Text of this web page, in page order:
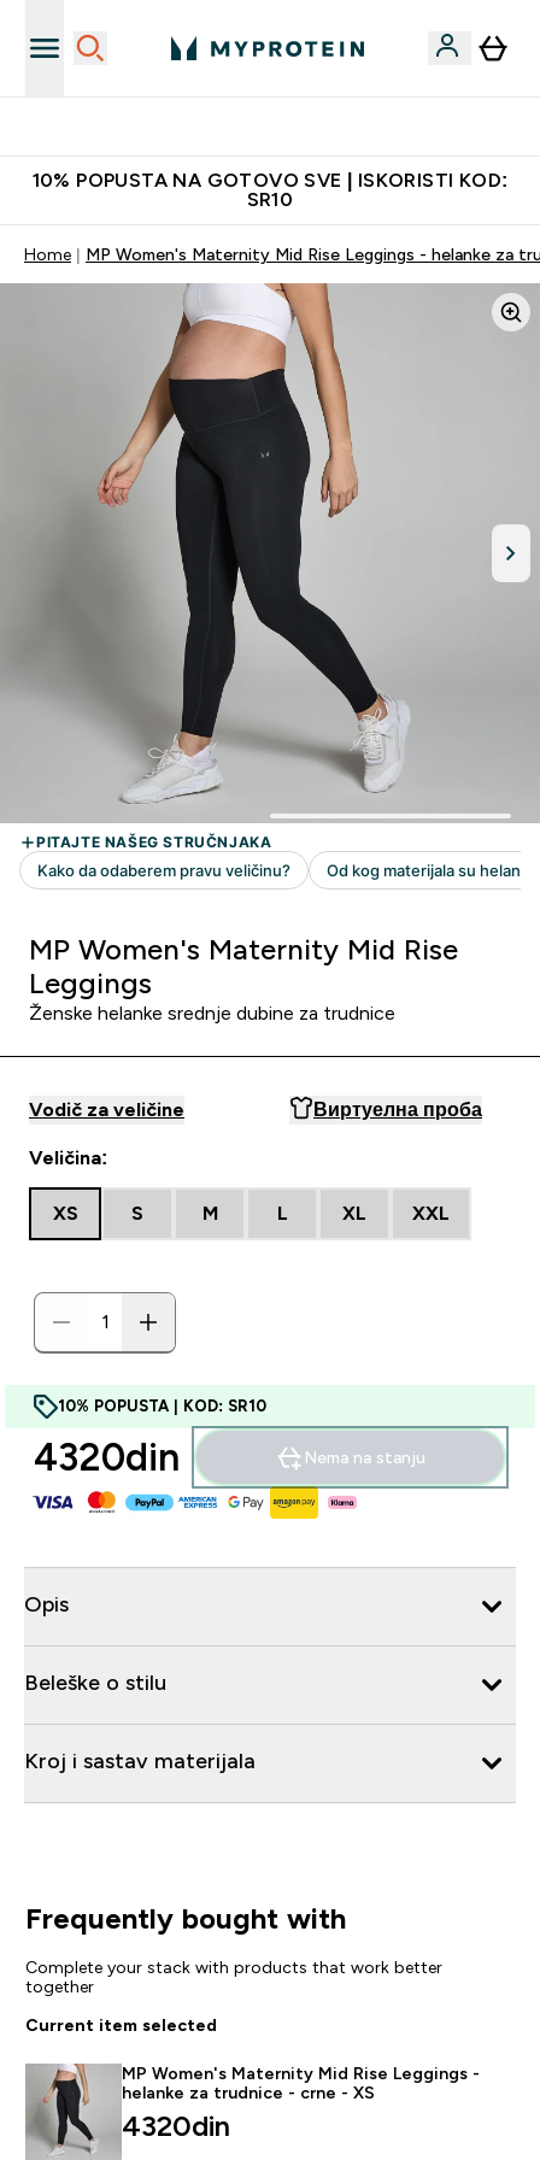
10% POPUSTA NA GOTOVO SVE | ISKORISTI KOD:
SR10
Home MP Women's Maternity Mid Rise Leggings - helanke za
MP Women's Maternity Mid Rise
Leggings
Ženske helanke srednje dubine za trudnice
Vodič za veličine Виртуелна проба
Veličina:
XS S M L XL XXL
10% POPUSTA | KOD: SR10
4320din‎ Nema na stanju
Opis
Beleške o stilu
Kroj i sastav materijala
Frequently bought with
Complete your stack with products that work better
together
Current item selected
MP Women's Maternity Mid Rise Leggings -
helanke za trudnice - crne - XS
4320din‎